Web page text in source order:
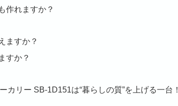
作れますか？
ますか？
すか？
カリー SB-1D151は“暮らしの質”を上げる一台！